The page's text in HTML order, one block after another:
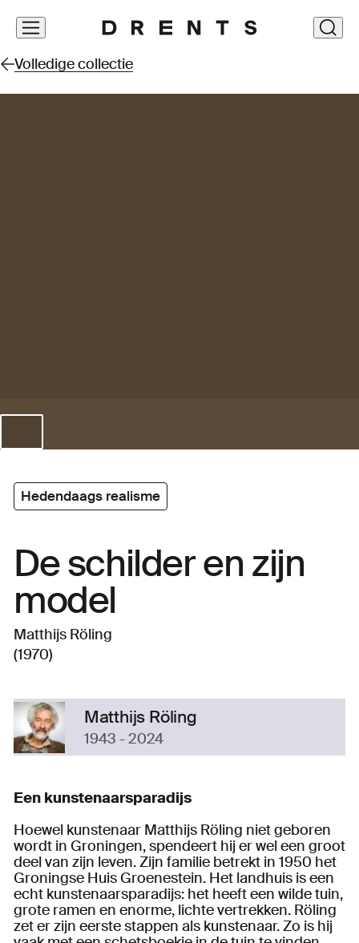
Navigatie
Volledige collectie
Hedendaags realisme
De schilder en zijn
model
Matthijs Röling
(1970)
Matthijs Röling
1943 - 2024
Een kunstenaarsparadijs
Hoewel kunstenaar Matthijs Röling niet geboren
wordt in Groningen, spendeert hij er wel een groot
deel van zijn leven. Zijn familie betrekt in 1950 het
Groningse Huis Groenestein. Het landhuis is een
echt kunstenaarsparadijs: het heeft een wilde tuin,
grote ramen en enorme, lichte vertrekken. Röling
zet er zijn eerste stappen als kunstenaar. Zo is hij